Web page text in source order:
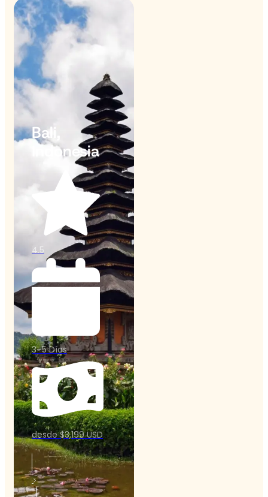
Bali,
Indonesia
4.5
3–5 Días
desde $3,199 USD